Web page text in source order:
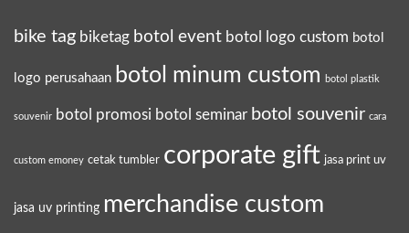
bike tag biketag botol event botol logo custom botol
logo perusahaan botol minum custom botol plastik
souvenir botol promosi botol seminar botol souvenir cara
custom emoney cetak tumbler corporate gift jasa print uv
jasa uv printing merchandise custom